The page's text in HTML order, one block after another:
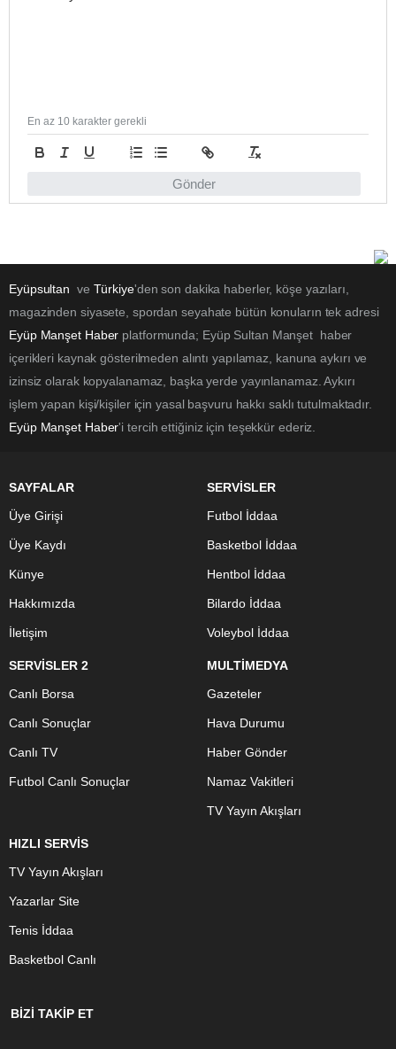
Gönder
En az 10 karakter gerekli
Eyüpsultan ve Türkiye'den son dakika haberler, köşe yazıları,
magazinden siyasete, spordan seyahate bütün konuların tek adresi
Eyüp Manşet Haber platformunda; Eyüp Sultan Manşet haber
içerikleri kaynak gösterilmeden alıntı yapılamaz, kanuna aykırı ve
izinsiz olarak kopyalanamaz, başka yerde yayınlanamaz. Aykırı
işlem yapan kişi/kişiler için yasal başvuru hakkı saklı tutulmaktadır.
Eyüp Manşet Haber'i tercih ettiğiniz için teşekkür ederiz.
SAYFALAR
Üye Girişi
Üye Kaydı
Künye
Hakkımızda
İletişim
SERVİSLER
Futbol İddaa
Basketbol İddaa
Hentbol İddaa
Bilardo İddaa
Voleybol İddaa
SERVİSLER 2
Canlı Borsa
Canlı Sonuçlar
Canlı TV
Futbol Canlı Sonuçlar
MULTİMEDYA
Gazeteler
Hava Durumu
Haber Gönder
Namaz Vakitleri
TV Yayın Akışları
HIZLI SERVİS
TV Yayın Akışları
Yazarlar Site
Tenis İddaa
Basketbol Canlı
BİZİ TAKİP ET